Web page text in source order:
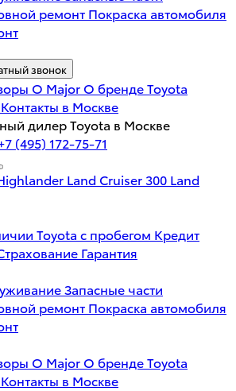
ремонт Покраска автомобиля
звонок
О Major О бренде Toyota
Контакты в Москве
дилер Toyota в Москве
(495) 172-75-71
Land Cruiser 300 Land
Toyota с пробегом Кредит
Гарантия
Запасные части
ремонт Покраска автомобиля
О Major О бренде Toyota
Контакты в Москве